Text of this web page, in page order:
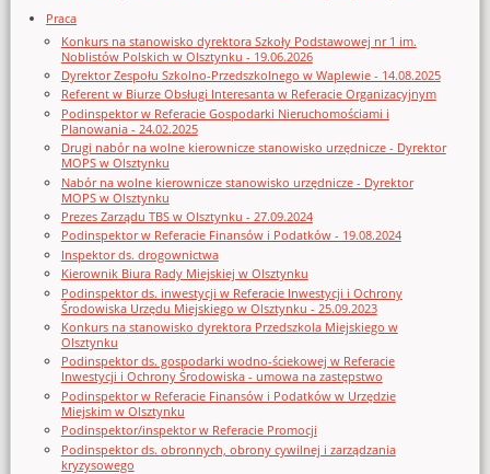
Praca
Konkurs na stanowisko dyrektora Szkoły Podstawowej nr 1 im.
Noblistów Polskich w Olsztynku - 19.06.2026
Dyrektor Zespołu Szkolno-Przedszkolnego w Waplewie - 14.08.2025
Referent w Biurze Obsługi Interesanta w Referacie Organizacyjnym
Podinspektor w Referacie Gospodarki Nieruchomościami i
Planowania - 24.02.2025
Drugi nabór na wolne kierownicze stanowisko urzędnicze - Dyrektor
MOPS w Olsztynku
Nabór na wolne kierownicze stanowisko urzędnicze - Dyrektor
MOPS w Olsztynku
Prezes Zarządu TBS w Olsztynku - 27.09.2024
Podinspektor w Referacie Finansów i Podatków - 19.08.2024
Inspektor ds. drogownictwa
Kierownik Biura Rady Miejskiej w Olsztynku
Podinspektor ds. inwestycji w Referacie Inwestycji i Ochrony
Środowiska Urzędu Miejskiego w Olsztynku - 25.09.2023
Konkurs na stanowisko dyrektora Przedszkola Miejskiego w
Olsztynku
Podinspektor ds. gospodarki wodno-ściekowej w Referacie
Inwestycji i Ochrony Środowiska - umowa na zastępstwo
Podinspektor w Referacie Finansów i Podatków w Urzędzie
Miejskim w Olsztynku
Podinspektor/inspektor w Referacie Promocji
Podinspektor ds. obronnych, obrony cywilnej i zarządzania
kryzysowego